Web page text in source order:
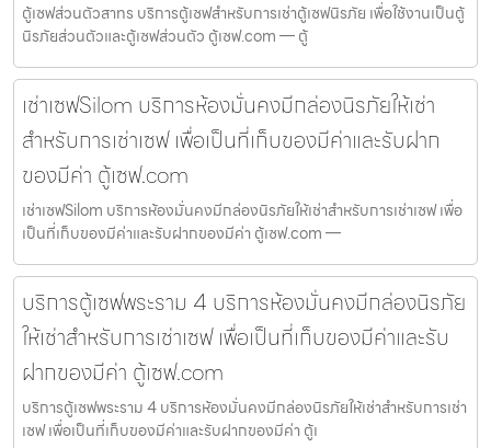
ตู้เซฟส่วนตัวสาทร บริการตู้เซฟสำหรับการเช่าตู้เซฟนิรภัย เพื่อใช้งานเป็นตู้
นิรภัยส่วนตัวและตู้เซฟส่วนตัว ตู้เซฟ.com — ตู้
เช่าเซฟSilom บริการห้องมั่นคงมีกล่องนิรภัยให้เช่า
สำหรับการเช่าเซฟ เพื่อเป็นที่เก็บของมีค่าและรับฝาก
ของมีค่า ตู้เซฟ.com
เช่าเซฟSilom บริการห้องมั่นคงมีกล่องนิรภัยให้เช่าสำหรับการเช่าเซฟ เพื่อ
เป็นที่เก็บของมีค่าและรับฝากของมีค่า ตู้เซฟ.com —
บริการตู้เซฟพระราม 4 บริการห้องมั่นคงมีกล่องนิรภัย
ให้เช่าสำหรับการเช่าเซฟ เพื่อเป็นที่เก็บของมีค่าและรับ
ฝากของมีค่า ตู้เซฟ.com
บริการตู้เซฟพระราม 4 บริการห้องมั่นคงมีกล่องนิรภัยให้เช่าสำหรับการเช่า
เซฟ เพื่อเป็นที่เก็บของมีค่าและรับฝากของมีค่า ตู้เ